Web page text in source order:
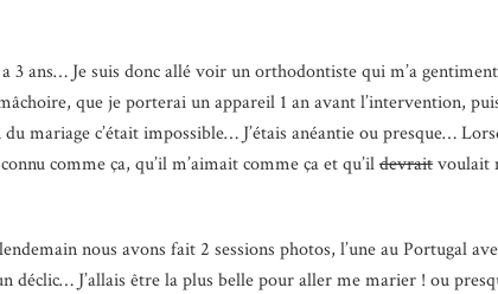
3 ans… Je suis donc allé voir un orthodontiste qui m’a
que je porterai un appareil 1 an avant l’intervention,
mariage c’était impossible… J’étais anéantie ou presque…
comme ça, qu’il m’aimait comme ça et qu’ildevraitvoulait
nous avons fait 2 sessions photos, l’une au Portugal
déclic… J’allais être la plus belle pour aller me marier ! ou